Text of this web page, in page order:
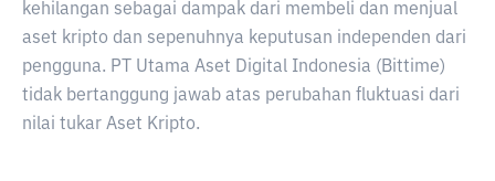
kehilangan sebagai dampak dari membeli dan menjual
aset kripto dan sepenuhnya keputusan independen dari
pengguna. PT Utama Aset Digital Indonesia (Bittime)
tidak bertanggung jawab atas perubahan fluktuasi dari
nilai tukar Aset Kripto.